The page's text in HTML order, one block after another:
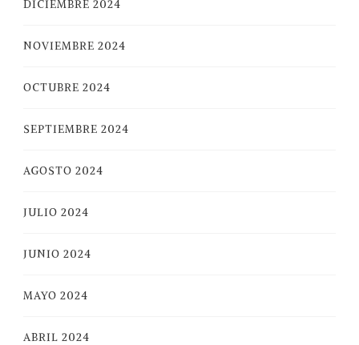
DICIEMBRE 2024
NOVIEMBRE 2024
OCTUBRE 2024
SEPTIEMBRE 2024
AGOSTO 2024
JULIO 2024
JUNIO 2024
MAYO 2024
ABRIL 2024